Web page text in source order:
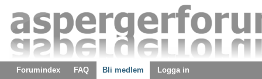
Forumindex FAQ Bli medlem Logga in